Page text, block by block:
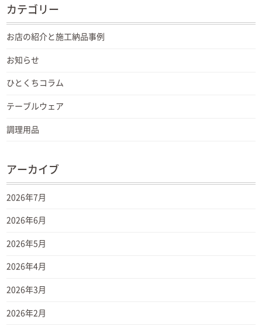
カテゴリー
お店の紹介と施工納品事例
お知らせ
ひとくちコラム
テーブルウェア
調理用品
アーカイブ
2026年7月
2026年6月
2026年5月
2026年4月
2026年3月
2026年2月